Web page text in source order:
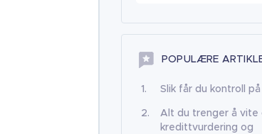
POPULÆRE
Slik får du kontroll
Alt du trenger å vite
kredittvurdering og